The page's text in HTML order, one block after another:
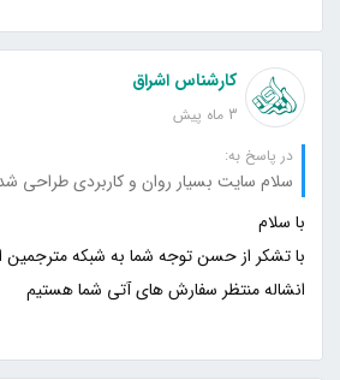
کارشناس اشراق
3 ماه پیش
در پاسخ به:
انشاله منتظر سفارش های آتی شما هستیم